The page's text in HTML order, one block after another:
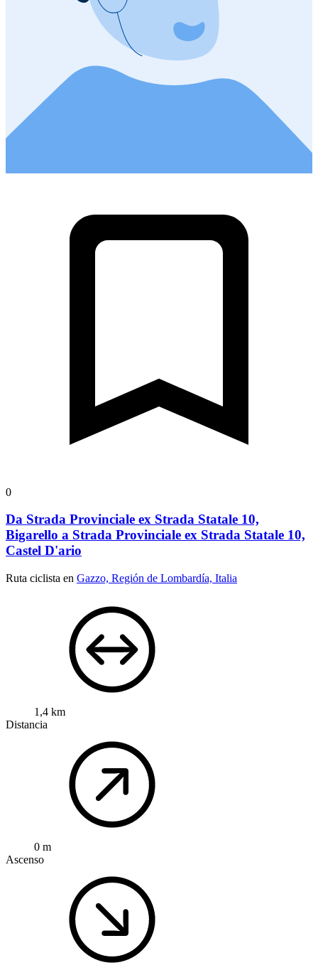
0
Da Strada Provinciale ex Strada Statale 10,
Bigarello a Strada Provinciale ex Strada Statale 10,
Castel D'ario
Ruta ciclista en Gazzo, Región de Lombardía, Italia
1,4 km
Distancia
0 m
Ascenso